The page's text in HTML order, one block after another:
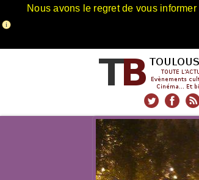
Nous avons le regret de vous